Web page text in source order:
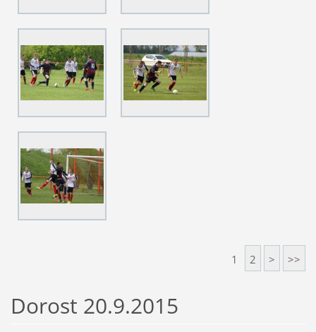
1 2 > >>
Dorost 20.9.2015